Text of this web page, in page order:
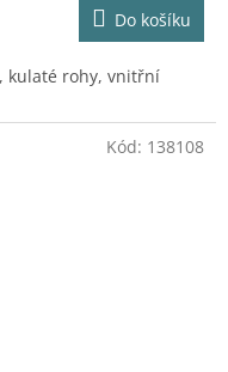
A
Do košíku
kulaté rohy, vnitřní
Kód: 138108